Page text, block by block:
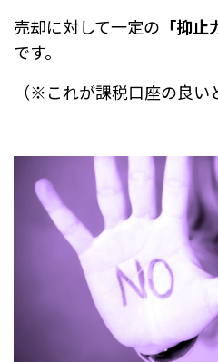
売却に対して一定の 「抑止
です。
（※これが課税口座の良い